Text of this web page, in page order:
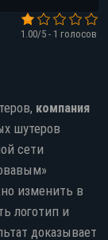
1.00/5 - 1 голосов
компания
шутеров
сети
изменить в
логотип и
доказывает